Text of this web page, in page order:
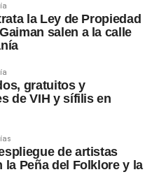
la Ley de Propiedad
salen a la calle
gratuitos y
de VIH y sífilis en
de artistas
la Peña del Folklore y la